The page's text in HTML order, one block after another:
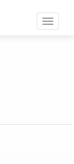
Toggle